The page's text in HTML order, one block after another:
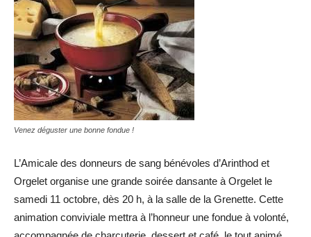
Venez déguster une bonne fondue !
L’Amicale des donneurs de sang bénévoles d’Arinthod et
Orgelet organise une grande soirée dansante à Orgelet le
samedi 11 octobre, dès 20 h, à la salle de la Grenette. Cette
animation conviviale mettra à l’honneur une fondue à volonté,